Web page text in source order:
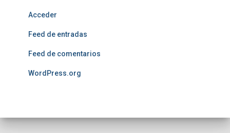
Acceder
Feed de entradas
Feed de comentarios
WordPress.org